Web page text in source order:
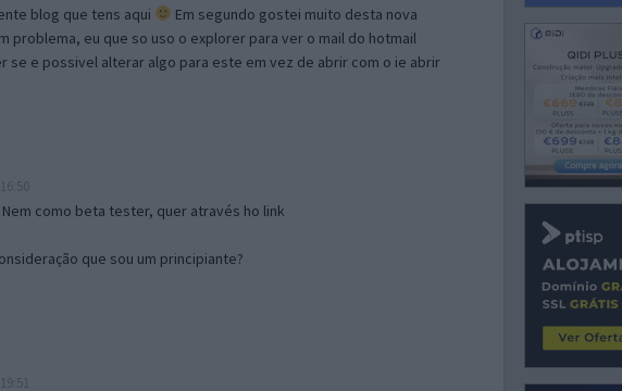
blog que tens aqui
Em segundo gostei muito desta nova
problema, eu que so uso o explorer para ver o mail do hotmail
se e possivel alterar algo para este em vez de abrir com o ie abrir
como beta tester, quer através ho link
que sou um principiante?